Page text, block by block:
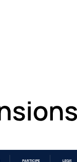
PARTICIPE